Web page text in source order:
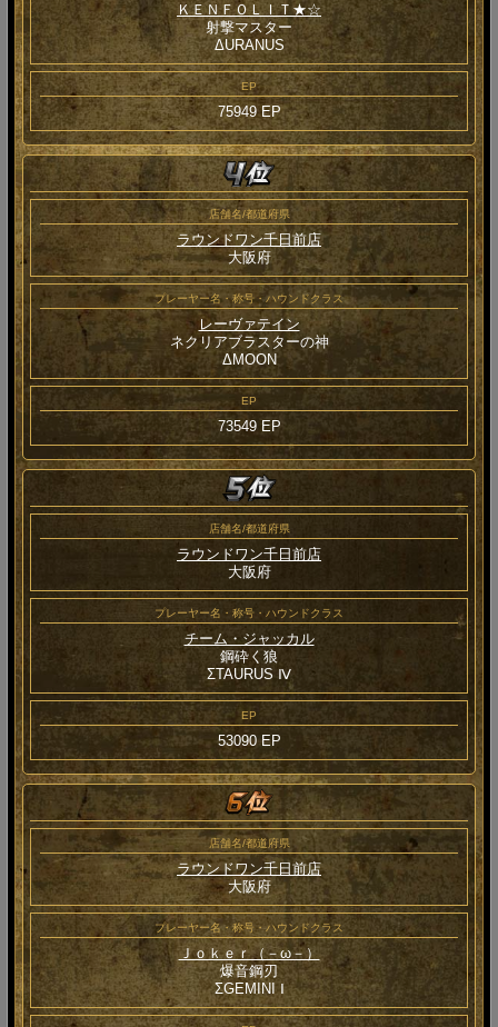
ＫＥＮＦＯＬＩＴ★☆
射撃マスター
ΔURANUS
EP
75949 EP
店舗名/都道府県
ラウンドワン千日前店
大阪府
プレーヤー名・称号・ハウンドクラス
レーヴァテイン
ネクリアブラスターの神
ΔMOON
EP
73549 EP
店舗名/都道府県
ラウンドワン千日前店
大阪府
プレーヤー名・称号・ハウンドクラス
チーム・ジャッカル
鋼砕く狼
ΣTAURUS Ⅳ
EP
53090 EP
店舗名/都道府県
ラウンドワン千日前店
大阪府
プレーヤー名・称号・ハウンドクラス
Ｊｏｋｅｒ（－ω－）
爆音鋼刃
ΣGEMINI Ⅰ